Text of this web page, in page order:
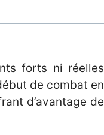
forts ni réelles
de combat en
d’avantage de